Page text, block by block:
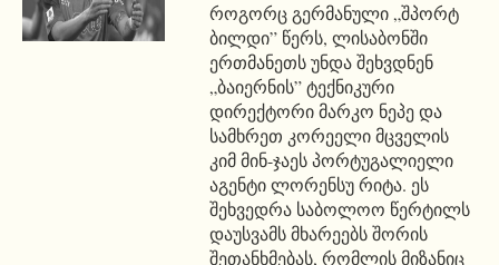
როგორც გერმანული „შპორტ
ბილდი” წერს, ლისაბონში
ერთმანეთს უნდა შეხვდნენ
„ბაიერნის” ტექნიკური
დირექტორი მარკო ნეპე და
სამხრეთ კორეელი მცველის
კიმ მინ-ჯაეს პორტუგალიელი
აგენტი ლორენსუ რიტა. ეს
შეხვედრა საბოლოო წერტილს
დაუსვამს მხარეებს შორის
შეთანხმებას, რომლის მიზანიც